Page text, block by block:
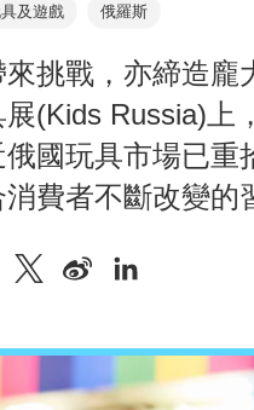
及遊戲 俄羅斯
挑戰，亦締造龐
(Kids Russia)上
國玩具市場已重
費者不斷改變的